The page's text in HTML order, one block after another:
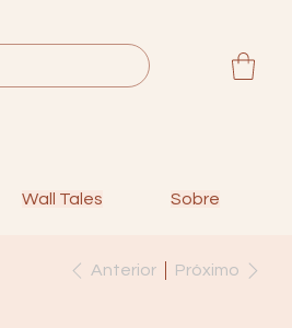
Wall Tales Sobre
Anterior Próximo